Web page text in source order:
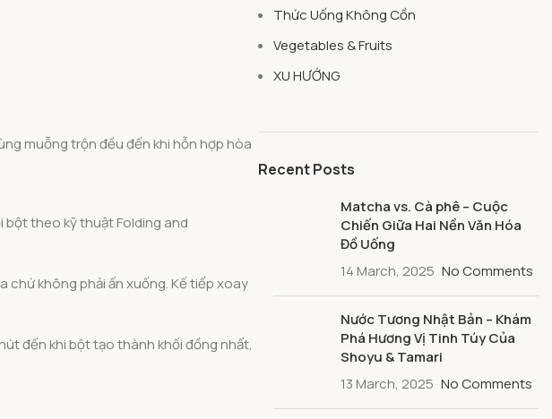
muỗng trộn đều đến khi hỗn hợp hòa
theo kỹ thuật Folding and
chứ không phải ấn xuống. Kế tiếp xoay
đến khi bột tạo thành khối đồng nhất,
Thức Uống Không Cồn
Vegetables & Fruits
XU HƯỚNG
Recent Posts
Matcha vs. Cà phê – Cuộc
Chiến Giữa Hai Nền Văn Hóa
Đồ Uống
14 March, 2025 No Comments
Nước Tương Nhật Bản – Khám
Phá Hương Vị Tinh Túy Của
Shoyu & Tamari
13 March, 2025 No Comments